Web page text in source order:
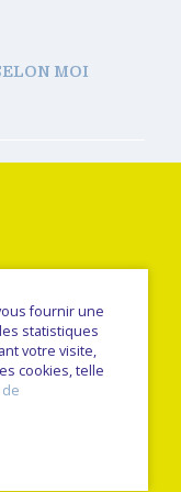
MOI
2026
fournir une
statistiques
votre visite,
cookies, telle